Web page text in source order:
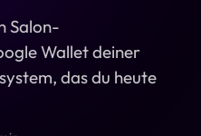
Salon-
Wallet deiner
das du heute